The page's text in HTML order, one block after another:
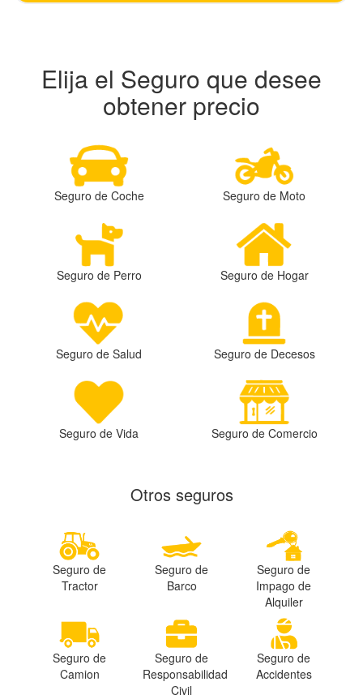
Elija el Seguro que desee
obtener precio
Seguro de Coche Seguro de Moto
Seguro de Perro Seguro de Hogar
Seguro de Salud Seguro de Decesos
Seguro de Vida Seguro de Comercio
Otros seguros
Seguro de
Tractor
Seguro de
Barco
Seguro de
Impago de
Alquiler
Seguro de
Camion
Seguro de
Responsabilidad
Civil
Seguro de
Accidentes